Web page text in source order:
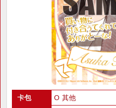
卡包
O 其他